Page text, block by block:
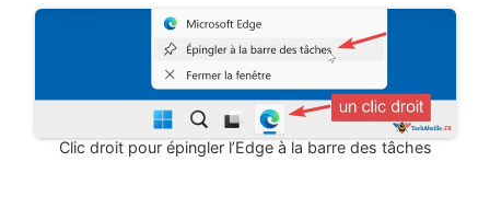
Clic droit pour épingler l’Edge à la barre des tâches